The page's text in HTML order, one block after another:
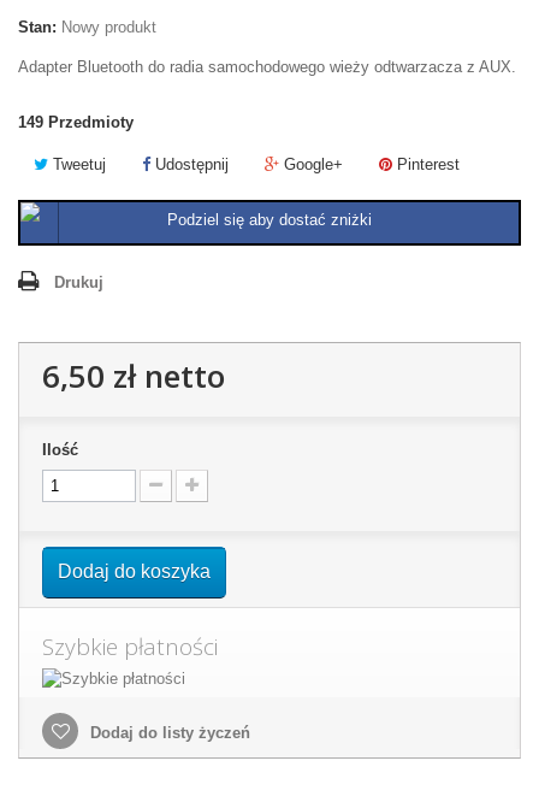
Stan: Nowy produkt
Adapter Bluetooth do radia samochodowego wieży odtwarzacza z AUX.
149 Przedmioty
Tweetuj Udostępnij Google+ Pinterest
Podziel się aby dostać zniżki
Drukuj
6,50 złnetto
Ilość
Dodaj do koszyka
Szybkie płatności
Dodaj do listy życzeń